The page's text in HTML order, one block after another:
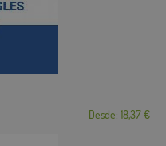
Desde: 18,37 €